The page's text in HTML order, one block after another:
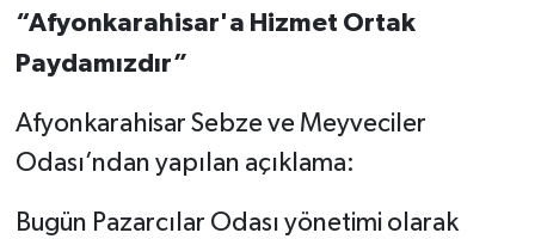
“Afyonkarahisar'a Hizmet Ortak
Paydamızdır”
Afyonkarahisar Sebze ve Meyveciler
Odası’ndan yapılan açıklama:
Bugün Pazarcılar Odası yönetimi olarak